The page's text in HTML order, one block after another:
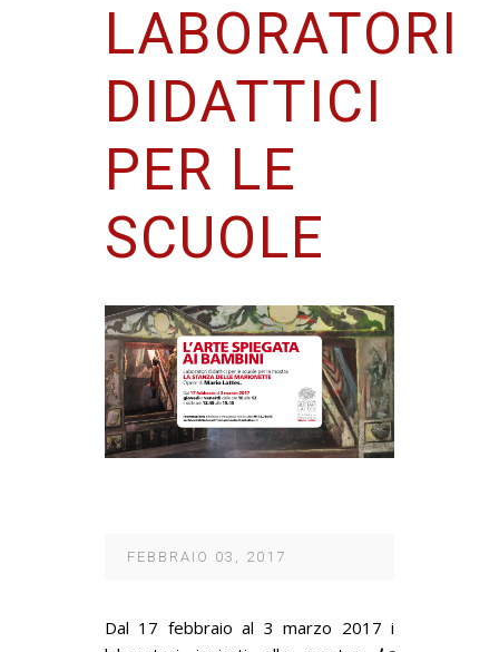
LABORATORI
DIDATTICI
PER LE
SCUOLE
FEBBRAIO 03, 2017
Dal 17 febbraio al 3 marzo 2017 i